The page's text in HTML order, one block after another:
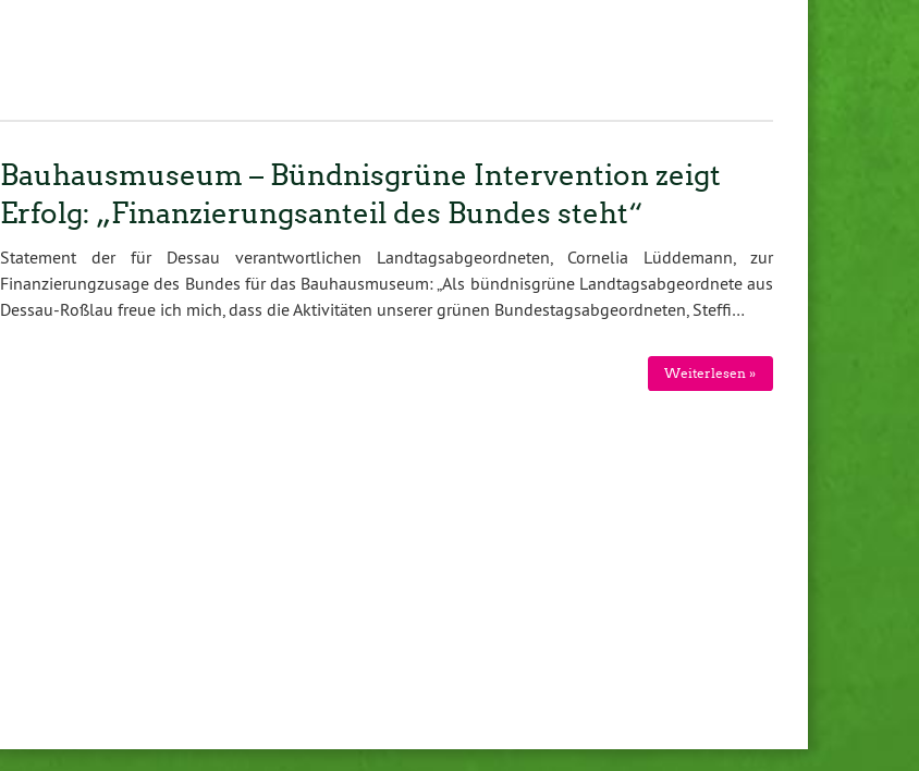
Bauhausmuseum – Bündnisgrüne Intervention zeigt
Erfolg: „Finanzierungsanteil des Bundes steht“
Statement der für Dessau verantwortlichen Landtagsabgeordneten, Cornelia Lüddemann, zur
Finanzierungzusage des Bundes für das Bauhausmuseum: „Als bündnisgrüne Landtagsabgeordnete aus
Dessau-Roßlau freue ich mich, dass die Aktivitäten unserer grünen Bundestagsabgeordneten, Steffi…
Weiterlesen »